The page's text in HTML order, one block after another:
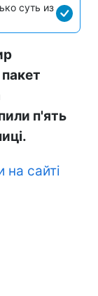
суть из
п'ять
сайті